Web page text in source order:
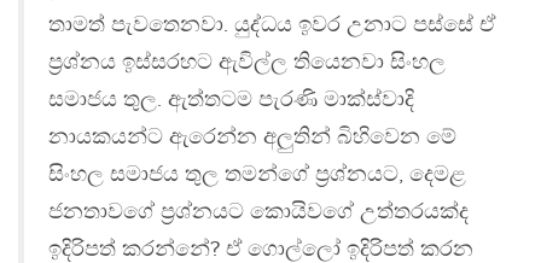
තාමත් පැවතෙනවා. යුද්ධය ඉවර උනාට පස්සේ ඒ
ප‍්‍රශ්නය ඉස්සරහට ඇවිල්ල තියෙනවා සිංහල
සමාජය තුල. ඇත්තටම පැරණි මාක්ස්වාදි
නායකයන්ට ඇරෙන්න අලුතින් බිහිවෙන මේ
සිංහල සමාජය තුල තමන්ගේ ප‍්‍රශ්නයට, දෙමළ
ජනතාවගේ ප‍්‍රශ්නයට කොයිවගේ උත්තරයක්ද
ඉදිරිපත් කරන්නේ? ඒ ගොල්ලෝ ඉදිරිපත් කරන